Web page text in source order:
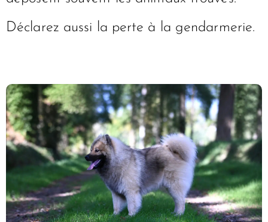
Déclarez aussi la perte à la gendarmerie.